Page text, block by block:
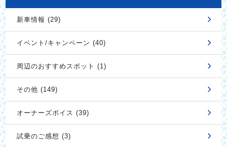
新車情報 (29)
イベント/キャンペーン (40)
周辺のおすすめスポット (1)
その他 (149)
オーナーズボイス (39)
試乗のご感想 (3)